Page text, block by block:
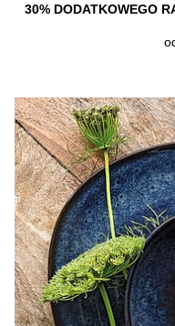
30% DODATKOWEGO